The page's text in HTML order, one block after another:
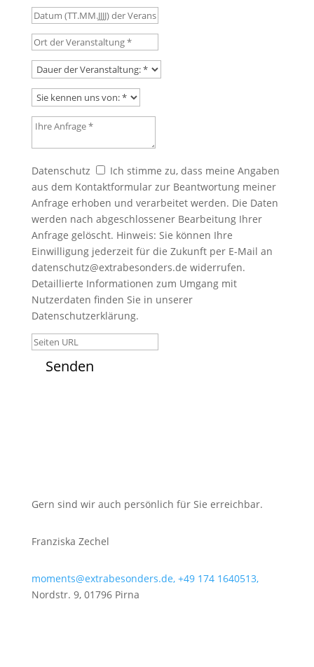
Datum (TT.MM.JJJJ) der Veranstaltung
Ort der Veranstaltung
Dauer der Veranstaltung:
Sie kennen uns von:
Ihre Anfrage
Datenschutz
Datenschutz
Ich stimme zu, dass meine Angaben
aus dem Kontaktformular zur Beantwortung meiner
Anfrage erhoben und verarbeitet werden. Die Daten
werden nach abgeschlossener Bearbeitung Ihrer
Anfrage gelöscht. Hinweis: Sie können Ihre
Einwilligung jederzeit für die Zukunft per E-Mail an
datenschutz@extrabesonders.de widerrufen.
Detaillierte Informationen zum Umgang mit
Nutzerdaten finden Sie in unserer
Datenschutzerklärung.
Seiten URL
Senden
Gern sind wir auch persönlich für Sie erreichbar.
Franziska Zechel
moments@extrabesonders.de, +49 174 1640513,
Nordstr. 9, 01796 Pirna